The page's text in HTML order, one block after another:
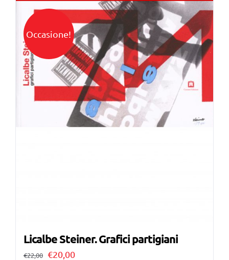
Occasione!
Licalbe Steiner. Grafici partigiani
€22,00 Il
€20,00Il